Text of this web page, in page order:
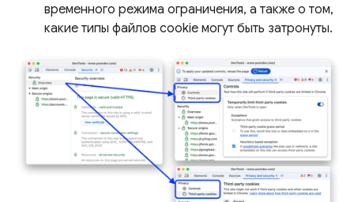
временного режима ограничения, а также о том,
какие типы файлов cookie могут быть затронуты.